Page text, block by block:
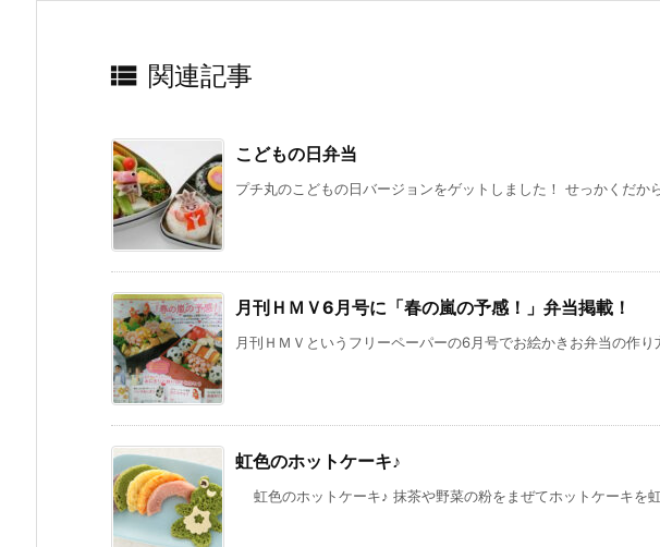
 関連記事
こどもの日弁当
プチ丸のこどもの日バージョンをゲットしました！ せっかくだか
月刊ＨＭＶ6月号に「春の嵐の予感！」弁当掲載！
月刊ＨＭＶというフリーペーパーの6月号でお絵かきお弁当の作
虹色のホットケーキ♪
虹色のホットケーキ♪ 抹茶や野菜の粉をまぜてホットケーキを